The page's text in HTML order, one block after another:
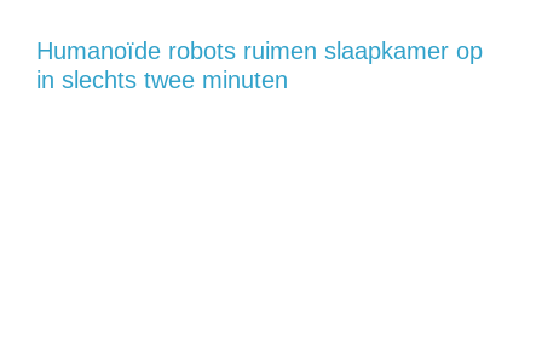
Humanoïde robots ruimen slaapkamer op
in slechts twee minuten